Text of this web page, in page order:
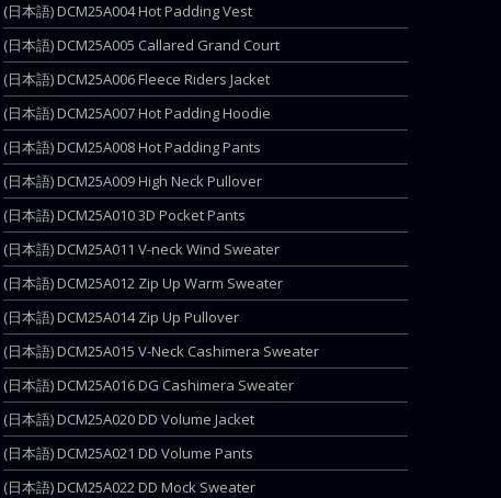
(日本語) DCM25A004 Hot Padding Vest
(日本語) DCM25A005 Callared Grand Court
(日本語) DCM25A006 Fleece Riders Jacket
(日本語) DCM25A007 Hot Padding Hoodie
(日本語) DCM25A008 Hot Padding Pants
(日本語) DCM25A009 High Neck Pullover
(日本語) DCM25A010 3D Pocket Pants
(日本語) DCM25A011 V-neck Wind Sweater
(日本語) DCM25A012 Zip Up Warm Sweater
(日本語) DCM25A014 Zip Up Pullover
(日本語) DCM25A015 V-Neck Cashimera Sweater
(日本語) DCM25A016 DG Cashimera Sweater
(日本語) DCM25A020 DD Volume Jacket
(日本語) DCM25A021 DD Volume Pants
(日本語) DCM25A022 DD Mock Sweater